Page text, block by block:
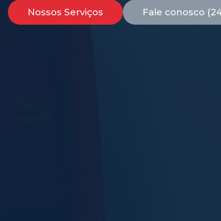
Nossos Serviços Fale conosco